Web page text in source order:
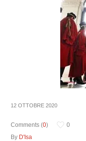
12 OTTOBRE 2020
Comments (0)
0
By D'Isa